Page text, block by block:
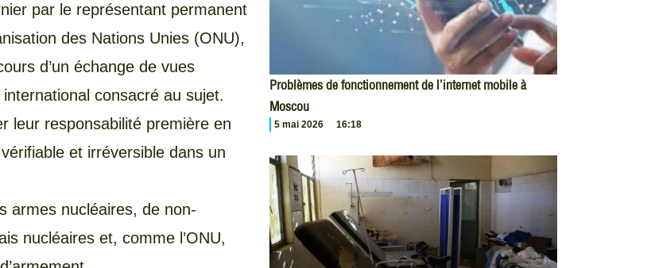
par le représentant permanent
des Nations Unies (ONU),
d’un échange de vues
consacré au sujet.
leur responsabilité première en
et irréversible dans un
armes nucléaires, de non-
nucléaires et, comme l’ONU,
Problèmes de fonctionnement de l’internet mobile à
Moscou
5 mai 2026 16:18